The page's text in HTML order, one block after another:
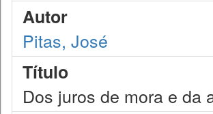
Autor
Pitas, José
Título
Dos juros de mora e da